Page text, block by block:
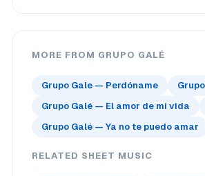
MORE FROM GRUPO GALÉ
Grupo Gale — Perdóname
Grupo Galé — El amor de mi vida
Grupo Galé — Ya no te puedo amar
RELATED SHEET MUSIC